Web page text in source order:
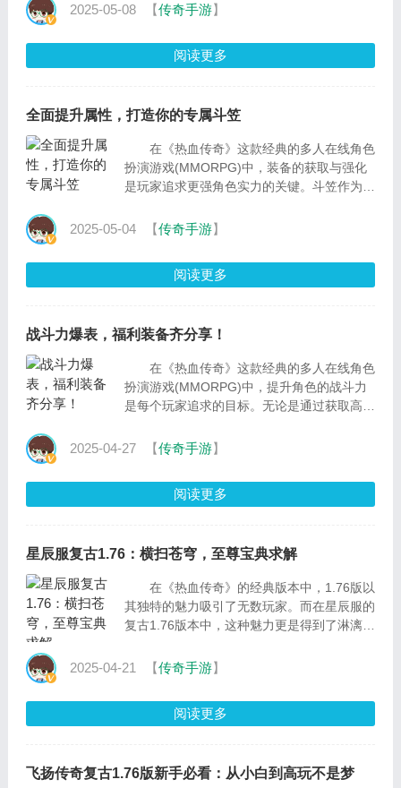
可能会有所变化
2025-05-08 【传奇手游】
阅读更多
全面提升属性，打造你的专属斗笠
在《热血传奇》这款经典的多人在线角色
扮演游戏(MMORPG)中，装备的获取与强化
是玩家追求更强角色实力的关键。斗笠作为头
还可能附带
2025-05-04 【传奇手游】
阅读更多
战斗力爆表，福利装备齐分享！
在《热血传奇》这款经典的多人在线角色
扮演游戏(MMORPG)中，提升角色的战斗力
是每个玩家追求的目标。无论是通过获取高级
动以获得
2025-04-27 【传奇手游】
阅读更多
星辰服复古1.76：横扫苍穹，至尊宝典求解
在《热血传奇》的经典版本中，1.76版以
其独特的魅力吸引了无数玩家。而在星辰服的
复古1.76版本中，这种魅力更是得到了淋漓尽
充满挑
2025-04-21 【传奇手游】
阅读更多
飞扬传奇复古1.76版新手必看：从小白到高玩不是梦